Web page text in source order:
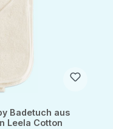
Badetuch aus
Leela Cotton